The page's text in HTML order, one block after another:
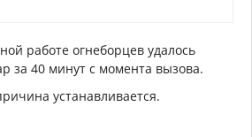
работе огнеборцев удалось
за 40 минут с момента вызова.
устанавливается.